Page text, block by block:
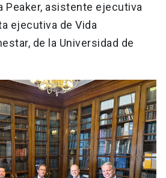
Peaker, asistente ejecutiva
ejecutiva de Vida
de la Universidad de